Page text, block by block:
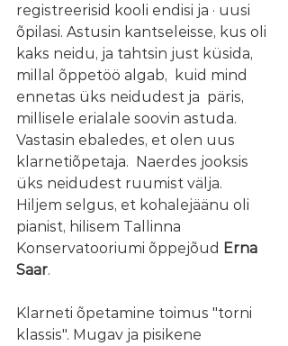
registreerisid kooli endisi ja · uusi
õpilasi. Astusin kantseleisse, kus oli
kaks neidu, ja tahtsin just küsida,
millal õppetöö algab,  kuid mind
ennetas üks neidudest ja  päris,
millisele erialale soovin astuda.
Vastasin ebaledes, et olen uus
klarnetiõpetaja.  Naerdes jooksis
üks neidudest ruumist välja.
Hiljem selgus, et kohalejäänu oli
pianist, hilisem Tallinna
Konservatooriumi õppejõud Erna
Saar.
Klarneti õpetamine toimus "torni
klassis". Mugav ja pisikene